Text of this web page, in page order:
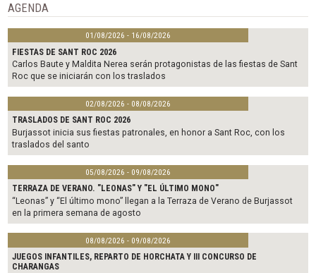
AGENDA
01/08/2026 - 16/08/2026
FIESTAS DE SANT ROC 2026
Carlos Baute y Maldita Nerea serán protagonistas de las fiestas de Sant
Roc que se iniciarán con los traslados
02/08/2026 - 08/08/2026
TRASLADOS DE SANT ROC 2026
Burjassot inicia sus fiestas patronales, en honor a Sant Roc, con los
traslados del santo
05/08/2026 - 09/08/2026
TERRAZA DE VERANO. "LEONAS" Y "EL ÚLTIMO MONO"
“Leonas” y “El último mono” llegan a la Terraza de Verano de Burjassot
en la primera semana de agosto
08/08/2026 - 09/08/2026
JUEGOS INFANTILES, REPARTO DE HORCHATA Y III CONCURSO DE
CHARANGAS